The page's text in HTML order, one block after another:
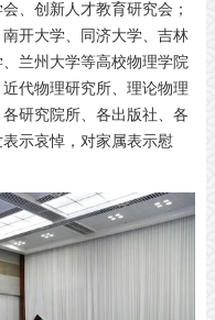
、创新人才教育研究会；
开大学、同济大学、吉林
兰州大学等高校物理学院
代物理研究所、理论物理
研究院所、各出版社、各
示哀悼，对家属表示慰